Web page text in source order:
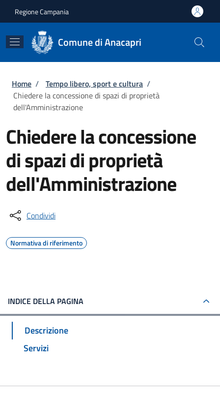
Regione Campania
Comune di Anacapri
Briciole di pane
Home / Tempo libero, sport e cultura /
Chiedere la concessione di spazi di proprietà
dell'Amministrazione
Chiedere la concessione
di spazi di proprietà
dell'Amministrazione
Condividi
Normativa di riferimento
INDICE DELLA PAGINA
Descrizione
Servizi